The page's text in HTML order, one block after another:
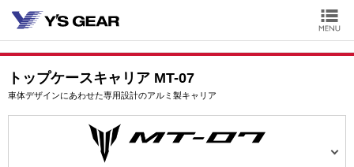
トップケースキャリア MT-07
車体デザインにあわせた専用設計のアルミ製キャリア